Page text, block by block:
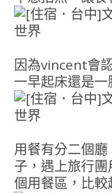
因為vincent會
一早起床還是
用餐有分二個
子，遇上旅行
個用餐區，比較